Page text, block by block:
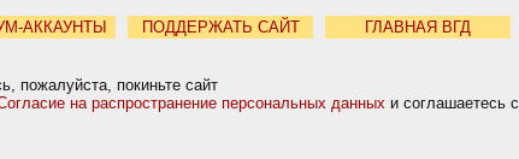
АККАУНТЫ ПОДДЕРЖАТЬ САЙТ
ГЛАВНАЯ ВГД
пожалуйста, покиньте сайт
на распространение персональных данных и соглашаетесь с